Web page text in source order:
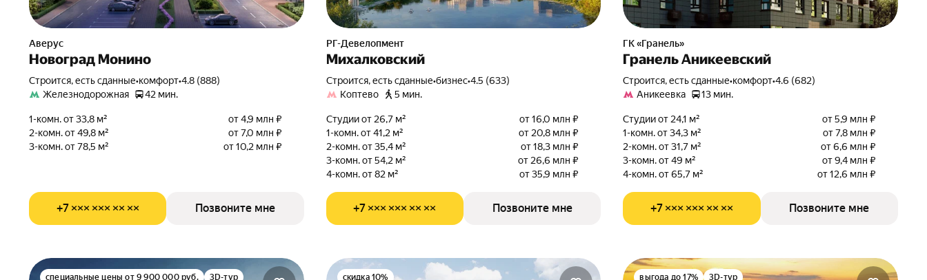
Аверус
Новоград Монино
Строится, есть сданные•комфорт•4.8 (888)
Железнодорожная
42 мин.
1-комн. от 33,8 м²
от 4,9 млн ₽
2-комн. от 49,8 м²
от 7,0 млн ₽
3-комн. от 78,5 м²
от 10,2 млн ₽
+7 ××× ××× ×× ×× Позвоните мне
РГ-Девелопмент
Михалковский
Строится, есть сданные•бизнес•4.5 (633)
Коптево
5 мин.
Студии от 26,7 м²
от 16,0 млн ₽
1-комн. от 41,2 м²
от 20,8 млн ₽
2-комн. от 35,4 м²
от 18,3 млн ₽
3-комн. от 54,2 м²
от 26,6 млн ₽
4-комн. от 82 м²
от 35,9 млн ₽
+7 ××× ××× ×× ×× Позвоните мне
ГК «Гранель»
Гранель Аникеевский
Строится, есть сданные•комфорт•4.6 (682)
Аникеевка
13 мин.
Студии от 24,1 м²
от 5,9 млн ₽
1-комн. от 34,3 м²
от 7,8 млн ₽
2-комн. от 31,7 м²
от 6,6 млн ₽
3-комн. от 49 м²
от 9,4 млн ₽
4-комн. от 65,7 м²
от 12,6 млн ₽
+7 ××× ××× ×× ×× Позвоните мне
специальные цены от 9 900 000 руб. 3D-тур скидка 10% выгода до 17% 3D-тур